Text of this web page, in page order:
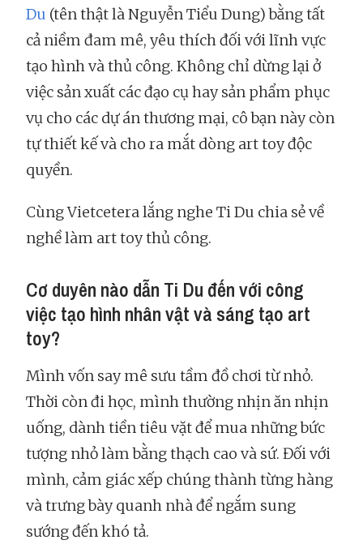
Du (tên thật là Nguyễn Tiểu Dung) bằng tất
cả niềm đam mê, yêu thích đối với lĩnh vực
tạo hình và thủ công. Không chỉ dừng lại ở
việc sản xuất các đạo cụ hay sản phẩm phục
vụ cho các dự án thương mại, cô bạn này còn
tự thiết kế và cho ra mắt dòng art toy độc
quyền.
Cùng Vietcetera lắng nghe Ti Du chia sẻ về
nghề làm art toy thủ công.
Cơ duyên nào dẫn Ti Du đến với công
việc tạo hình nhân vật và sáng tạo art
toy?
Mình vốn say mê sưu tầm đồ chơi từ nhỏ.
Thời còn đi học, mình thường nhịn ăn nhịn
uống, dành tiền tiêu vặt để mua những bức
tượng nhỏ làm bằng thạch cao và sứ. Đối với
mình, cảm giác xếp chúng thành từng hàng
và trưng bày quanh nhà để ngắm sung
sướng đến khó tả.